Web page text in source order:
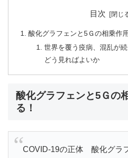
目次
酸化グラフェンと5Ｇの相乗作
世界を覆う疫病、混乱が
どう見ればよいか
酸化グラフェンと5Ｇの
る！
COVID-19の正体 酸化グラ